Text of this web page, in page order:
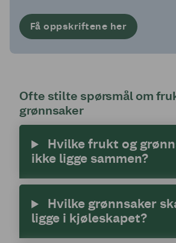
Få oppskriftene her
Ofte stilte spørsmål om
grønnsaker
Hvilke frukt og
ikke ligge sammen?
Hvilke grønnsaker
ligge i kjøleskapet?